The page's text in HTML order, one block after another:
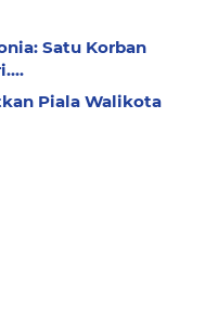
Satu Korban
Piala Walikota